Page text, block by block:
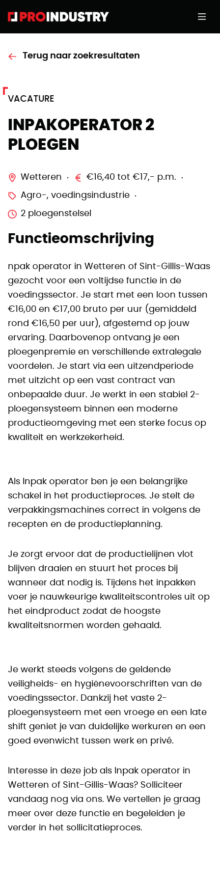
Terug naar zoekresultaten
VACATURE
INPAKOPERATOR 2
PLOEGEN
Wetteren €16,40 tot €17,- p.m.
Agro-, voedingsindustrie
2 ploegenstelsel
Functieomschrijving
npak operator in Wetteren of Sint-Gillis-Waas
gezocht voor een voltijdse functie in de
voedingssector. Je start met een loon tussen
€16,00 en €17,00 bruto per uur (gemiddeld
rond €16,50 per uur), afgestemd op jouw
ervaring. Daarbovenop ontvang je een
ploegenpremie en verschillende extralegale
voordelen. Je start via een uitzendperiode
met uitzicht op een vast contract van
onbepaalde duur. Je werkt in een stabiel 2-
ploegensysteem binnen een moderne
productieomgeving met een sterke focus op
kwaliteit en werkzekerheid.
Als Inpak operator ben je een belangrijke
schakel in het productieproces. Je stelt de
verpakkingsmachines correct in volgens de
recepten en de productieplanning.
Je zorgt ervoor dat de productielijnen vlot
blijven draaien en stuurt het proces bij
wanneer dat nodig is. Tijdens het inpakken
voer je nauwkeurige kwaliteitscontroles uit op
het eindproduct zodat de hoogste
kwaliteitsnormen worden gehaald.
Je werkt steeds volgens de geldende
veiligheids- en hygiënevoorschriften van de
voedingssector. Dankzij het vaste 2-
ploegensysteem met een vroege en een late
shift geniet je van duidelijke werkuren en een
goed evenwicht tussen werk en privé.
Interesse in deze job als Inpak operator in
Wetteren of Sint-Gillis-Waas? Solliciteer
vandaag nog via ons. We vertellen je graag
meer over deze functie en begeleiden je
verder in het sollicitatieproces.